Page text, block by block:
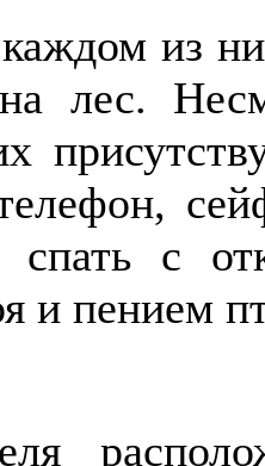
из
лес.
спать с
и пением